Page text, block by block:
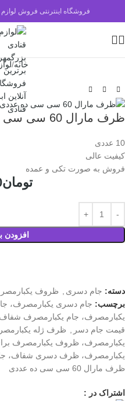
فروشگاه اینترنتی فروش
خانه
ظرف مارال 60 سی سی ده عددی
10 عددی
کیفیت عالی
فروش به صورت تکی و عمده
تومان
افزودن
دسته: جام دسری , ظروف
برچسب: جام دسری یکبارمصرف،
یکبارمصرف، جام یکبارمصرف
قیمت جام دسر , ظرف ژله
یکبارمصرف، ظروف یکبارمصرف
یکبارمصرف، ظرف دسری شفاف،
ظرف مارال 60 سی سی ده عددی
اشتراک در :